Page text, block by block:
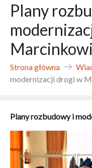
Plany
Strona główna
modernizacji drogi w
Plany rozbudowy i